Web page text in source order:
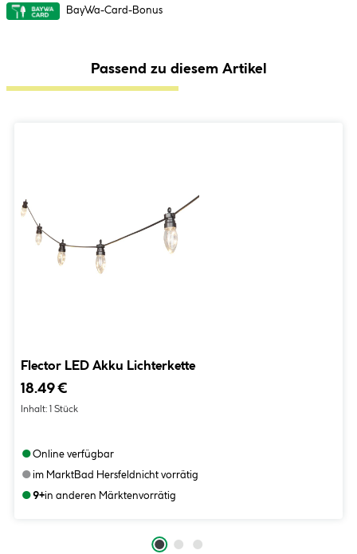
BayWa-Card-Bonus
Passend zu diesem Artikel
Flector LED Akku Lichterkette
18.49 €
Inhalt: 1 Stück
●Online verfügbar
●im MarktBad Hersfeldnicht vorrätig
●9+in anderen Märktenvorrätig